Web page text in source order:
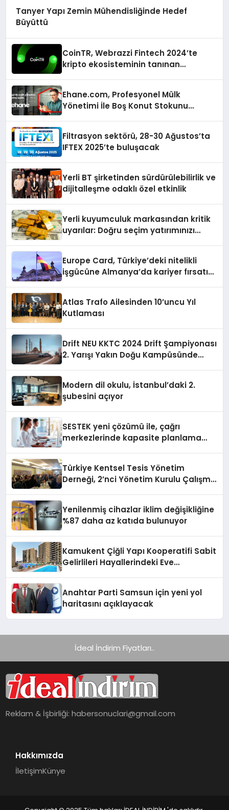
Tanyer Yapı Zemin Mühendisliğinde Hedef
Büyüttü
CoinTR, Webrazzi Fintech 2024’te
kripto ekosisteminin tanınan
Ehane.com, Profesyonel Mülk
Yönetimi İle Boş Konut Stokunu
Filtrasyon sektörü, 28-30 Ağustos’ta
IFTEX 2025’te buluşacak
Yerli BT şirketinden sürdürülebilirlik ve
dijitalleşme odaklı özel etkinlik
Yerli kuyumculuk markasından kritik
uyarılar: Doğru seçim yatırımınızı
Europe Card, Türkiye’deki nitelikli
işgücüne Almanya’da kariyer fırsatı
Atlas Trafo Ailesinden 10’uncu Yıl
Kutlaması
Drift NEU KKTC 2024 Drift Şampiyonası
2. Yarışı Yakın Doğu Kampüsünde
Modern dil okulu, İstanbul’daki 2.
şubesini açıyor
SESTEK yeni çözümü ile, çağrı
merkezlerinde kapasite planlama
Türkiye Kentsel Tesis Yönetim
Derneği, 2’nci Yönetim Kurulu Çalışma
Yenilenmiş cihazlar iklim değişikliğine
%87 daha az katıda bulunuyor
Kamukent Çiğli Yapı Kooperatifi Sabit
Gelirlileri Hayallerindeki Eve
Anahtar Parti Samsun için yeni yol
haritasını açıklayacak
İdeal İndirim Fiyatları..
Reklam & İşbirliği:habersonuclari@gmail.com
Hakkımızda
İletişimKünye